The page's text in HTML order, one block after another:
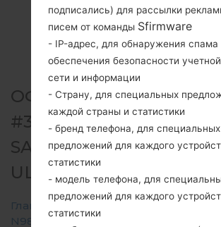
ОФИЦИАЛЬНАЯ
#313819 ДЛЯ SM-N986B
SAMSUNGGALAXY
ULTRA 5G
Главная → Galaxy Note 20 Ultra 5G
N986B
подписались) для рассылки
писем от команды Sfirmware
- IP-адрес, для обнаружения спама
обеспечения безопасности
сети и информации
- Страну, для специальных
каждой страны и статистики
- бренд телефона, для специальных
предложений для каждого
статистики
- модель телефона, для
предложений для каждого
статистики